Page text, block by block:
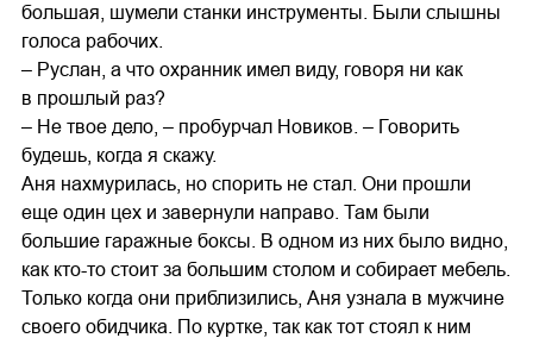
большая, шумели станки инструменты. Были слышны
голоса рабочих.
– Руслан, а что охранник имел виду, говоря ни как
в прошлый раз?
– Не твое дело, – пробурчал Новиков. – Говорить
будешь, когда я скажу.
Аня нахмурилась, но спорить не стал. Они прошли
еще один цех и завернули направо. Там были
большие гаражные боксы. В одном из них было видно,
как кто-то стоит за большим столом и собирает мебель.
Только когда они приблизились, Аня узнала в мужчине
своего обидчика. По куртке, так как тот стоял к ним